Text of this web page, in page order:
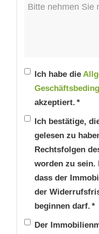
Ich habe die
akzeptiert. *
Ich bestätige,
gelesen zu
Rechtsfolgen
worden zu sein.
dass der
der
beginnen darf. *
Der